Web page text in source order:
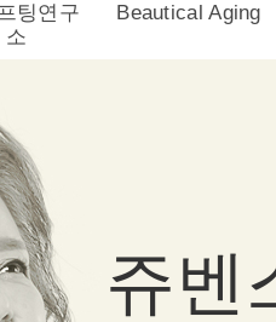
팅연구
소
Beautical Aging
쥬벤